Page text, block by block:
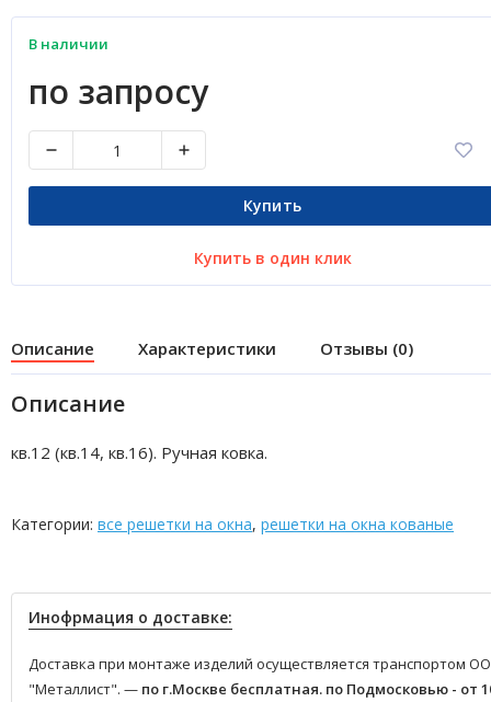
В наличии
по запросу
Купить
Купить в один клик
Описание Характеристики Отзывы (0)
Описание
кв.12 (кв.14, кв.16). Ручная ковка.
Категории: все решетки на окна, решетки на окна кованые
Инофрмация о доставке:
Доставка при монтаже изделий осуществляется транспортом
"Металлист". — по г.Москве бесплатная. по Подмосковью - от